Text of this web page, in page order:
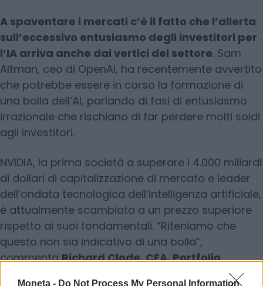
Moneta - Do Not Process My Personal Information
A spaventare i mercati c’è il fatto che l’allerta
sull’eccessivo entusiasmo degli investitori per
l’IA arriva anche dai vertici del settore. Sam
Altman, ceo di OpenAi, ha recentemente avvertito
che potrebbe essere in corso la formazione di
una bolla dell’AI, parlando di fasi di entusiasmo
irrazionale che rischiano di far perdere molti soldi
agli investitori.
NVIDIA, la prima società a superare i 4.000 miliardi
di dollari di capitalizzazione di mercato e leader
dell’ondata tecnologica dell’intelligenza artificiale,
è attualmente scambiata a un prezzo superiore
rispetto ai suoi fondamentali. “Riteniamo che
questo non sia indicativo di una bolla”,
commentaRichard Clode, CFA, Portfolio